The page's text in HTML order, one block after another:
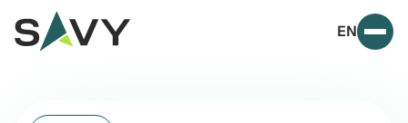
Skip to content
EN